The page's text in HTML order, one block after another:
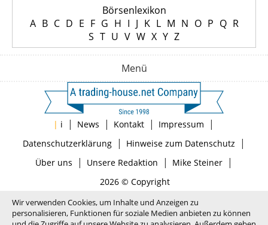
Börsenlexikon
A B C D E F G H I J K L M N O P Q R
S T U V W X Y Z
Menü
| i | News | Kontakt | Impressum |
Datenschutzerklärung| Hinweise zum Datenschutz |
Über uns | Unsere Redaktion | Mike Steiner|
2026 © Copyright
Wir verwenden Cookies, um Inhalte und Anzeigen zu
personalisieren, Funktionen für soziale Medien anbieten zu können